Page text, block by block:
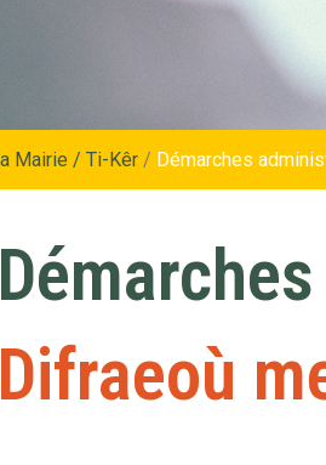
Mairie / Ti-Kêr / Démarches
Difraeoù